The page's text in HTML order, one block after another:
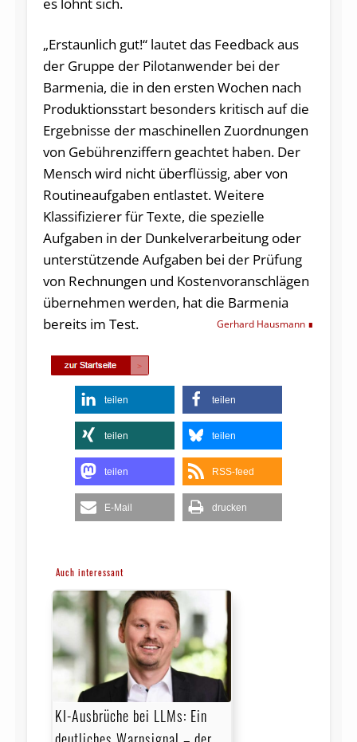
„Erstaunlich gut!“ lautet das Feedback aus
der Gruppe der Pilotanwender bei der
Barmenia, die in den ersten Wochen nach
Produktionsstart besonders kritisch auf die
Ergebnisse der maschinellen Zuordnungen
von Gebührenziffern geachtet haben. Der
Mensch wird nicht überflüssig, aber von
Routineaufgaben entlastet. Weitere
Klassifizierer für Texte, die spezielle
Aufgaben in der Dunkelverarbeitung oder
unterstützende Aufgaben bei der Prüfung
von Rechnungen und Kostenvoranschlägen
übernehmen werden, hat die Barmenia
bereits im Test.
Gerhard Hausmann
teilen teilen
teilen teilen
teilen RSS-feed
E-Mail drucken
Auch interessant
KI-Ausbrüche bei LLMs: Ein